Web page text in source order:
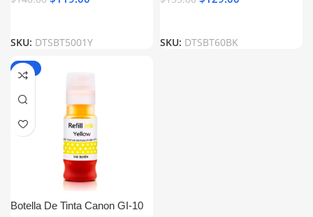
SKU: DTSBT5001Y SKU: DTSBT60BK
-13%
Botella De Tinta Canon GI-10